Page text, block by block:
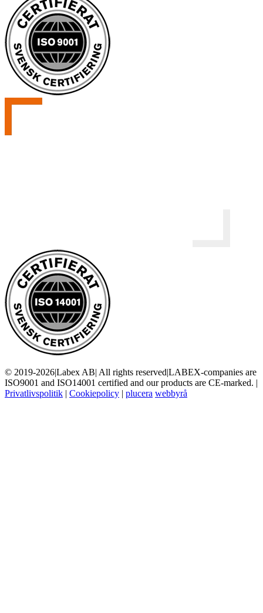
© 2019-2026|Labex AB| All rights reserved|LABEX-companies are
ISO9001 and ISO14001 certified and our products are CE-marked. |
Privatlivspolitik | Cookiepolicy | plucera webbyrå